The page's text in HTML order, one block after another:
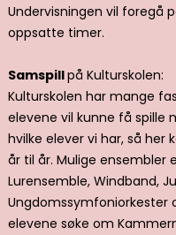
Undervisningen vil foregå
oppsatte timer.
Samspillpå Kulturskolen:
Kulturskolen har mange
elevene vil kunne få spille
hvilke elever vi har, så
år til år. Mulige ensembler
Lurensemble, Windband,
Ungdomssymfoniorkester
elevene søke om